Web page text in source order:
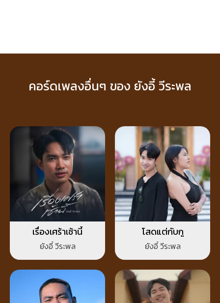
คอร์ดเพลงอื่นๆ ของ ยังอี้ วีระพล
เรื่องเศร้าเช้านี้
ยังอี้ วีระพล
โสดแต่กับกู
ยังอี้ วีระพล